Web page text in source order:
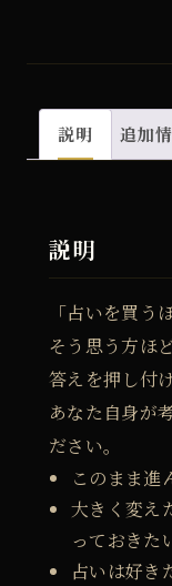
年
2026
説明 追加
説明
「占いを買う
そう思う方ほ
答えを押し付
あなた自身が
ださい。
このまま進
大きく変え
っておきた
占いは好き